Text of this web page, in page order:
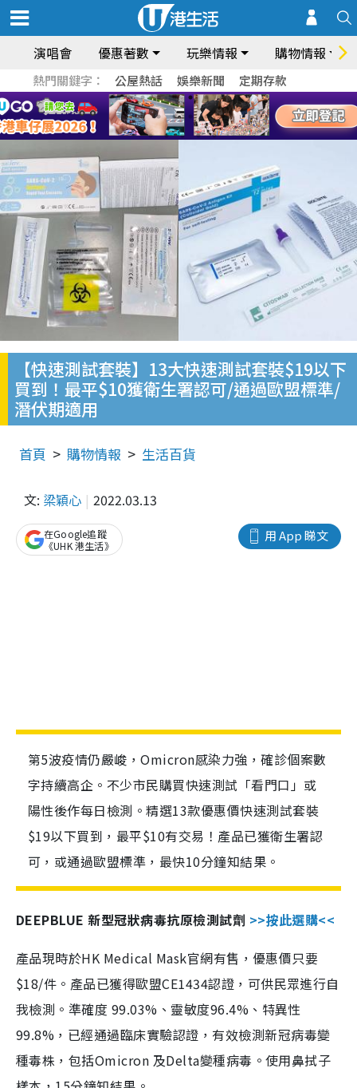
演唱會 優惠著數 玩樂情報 購物情報
熱門關鍵字： 公屋熱話 娛樂新聞 定期存款
【快速測試套裝】13大快速測試套裝$19以下
買到！最平$10獲衛生署認可/通過歐盟標準/
潛伏期適用
首頁 購物情報 生活百貨
文: 梁穎心 2022.03.13
用 App 睇文
在Google追蹤
《UHK 港生活》
第5波疫情仍嚴峻，Omicron感染力強，確診個案數
字持續高企。不少市民購買快速測試「看門口」或
陽性後作每日檢測。精選13款優惠價快速測試套裝
$19以下買到，最平$10有交易！產品已獲衛生署認
可，或通過歐盟標準，最快10分鐘知結果。
DEEPBLUE 新型冠狀病毒抗原檢測試劑 >>按此選購<<
產品現時於HK Medical Mask官網有售，優惠價只要
$18/件。產品已獲得歐盟CE1434認證，可供民眾進行自
我檢測。準確度 99.03%、靈敏度96.4%、特異性
99.8%，已經通過臨床實驗認證，有效檢測新冠病毒變
種毒株，包括Omicron 及Delta變種病毒。使用鼻拭子